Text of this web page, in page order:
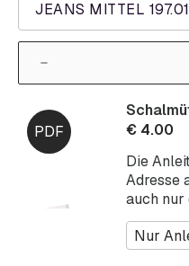
JEANS MITTEL
Die
Adresse
auch nur
Nur
€ 4.00